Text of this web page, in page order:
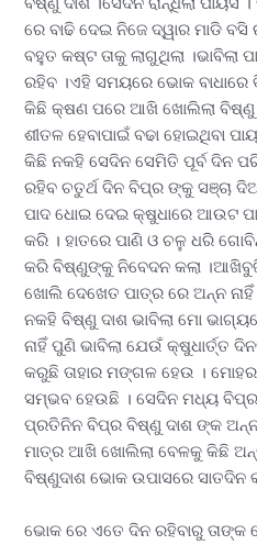
ରେ ବାଢି ଦେଇ ନିଜେ ଦ୍ୱାର ମାଡି ବସି
ବହୁତ କଷ୍ଟ ତାକୁ ଲାଗୁଥିଲା ।ଭାବିଲା
ରହିବ ।ଏହି ସମୟରେ ଭୋକ ବାଧାରେ
କିଛି କ୍ଷଣ ପରେ ଆଖି ଖୋଲିଲା ବିଷ୍ଣୁ
ଶୀତଳ ହେବାପାଇଁ ବଢା ହୋଇଥିବା
କିଛି ନକହି ସେଦିନ ସେମିତି ପୂର୍ବ ଦିନ
ରହିବ ଚତୁର୍ଥ ଦିନ ବିପ୍ର ଙ୍କୁ ସଞ୍ଚା
ପାଦ ଧୋଇ ଦେଇ କ୍ଷୁଧାରେ ଆଉଟ
କରି । ହାତରେ ପାଣି ଓ ଚଳୁ ଧରି
କରି ବିଷ୍ଣୁଙ୍କୁ ନିବେଦନ କଲା
ଖୋଲି ଦେଖେତ ପାତ୍ର ରେ ଅନ୍ନ
ନକହି ବିଷ୍ଣୁ ଦାଶ ଭାବିଲା ମୋ
ନାହିଁ ପୁଣି ଭାବିଲା ଯେଉଁ କ୍ଷୁଧାର୍ତ୍ତ
କରୁଛି ତାହାର ମଙ୍ଗଳ ହେଉ ।
ସମ୍ଭବ ହେଉଛି । ସେଦିନ ମଧ୍ୟ ବିପ୍ର
ପ୍ରତିନିନ ବିପ୍ର ବିଷ୍ଣୁ ଦାଶ ଙ୍କ ଅନ୍ନ
ମାତ୍ର ଆଖି ଖୋଲିଲା ବେଳକୁ କିଛି
ବିଷ୍ଣୁଦାଶ ଭୋକ ଉପାସରେ ସାତଦିନ
ଭୋକ ରେ ଏତେ ଦିନ ରହିବାରୁ ତାଙ୍କ